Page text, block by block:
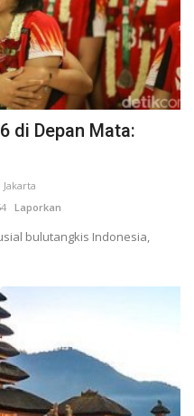
di Depan Mata:
Jakarta
Laporkan
bulutangkis Indonesia,